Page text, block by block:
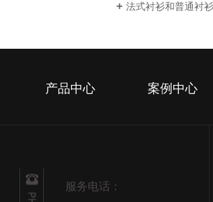
法式衬衫和普通衬
产品中心 案例中心
服务电话：